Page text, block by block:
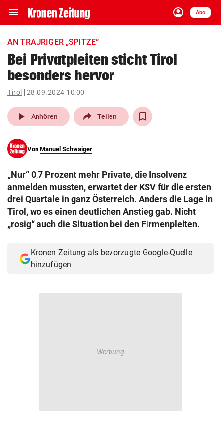
menu Navigation
ein-/ausklappen
account_circle
Anmelden
Abo
close Schließen
account_circle Anmelden
pin_drop
Wien arrow_right
search
eingeben
© Krone Multimedia GmbH & Co KG 2026
AN TRAURIGER „SPITZE“
Bei Privatpleiten sticht Tirol
besonders hervor
Tirol 28.09.2024 10:00
play_arrow Anhören Teilen
Von Manuel Schwaiger
„Nur“ 0,7 Prozent mehr Private, die Insolvenz
anmelden mussten, erwartet der KSV für die ersten
drei Quartale in ganz Österreich. Anders die Lage in
Tirol, wo es einen deutlichen Anstieg gab. Nicht
„rosig“ auch die Situation bei den Firmenpleiten.
Kronen Zeitung als bevorzugte Google-Quelle
hinzufügen